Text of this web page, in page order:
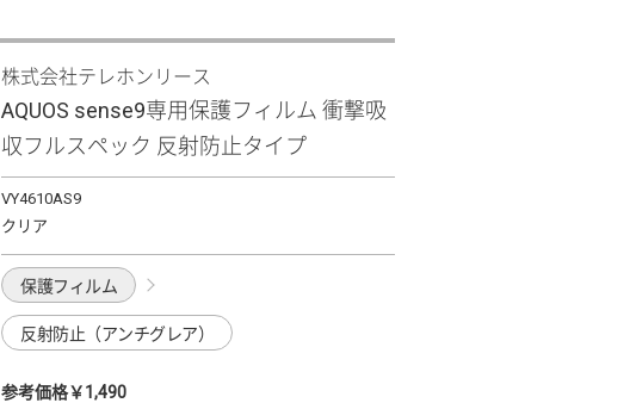
株式会社テレホンリース
AQUOS sense9専用保護フィルム 衝撃吸
収フルスペック 反射防止タイプ
VY4610AS9
クリア
保護フィルム
反射防止（アンチグレア）
参考価格￥1,490